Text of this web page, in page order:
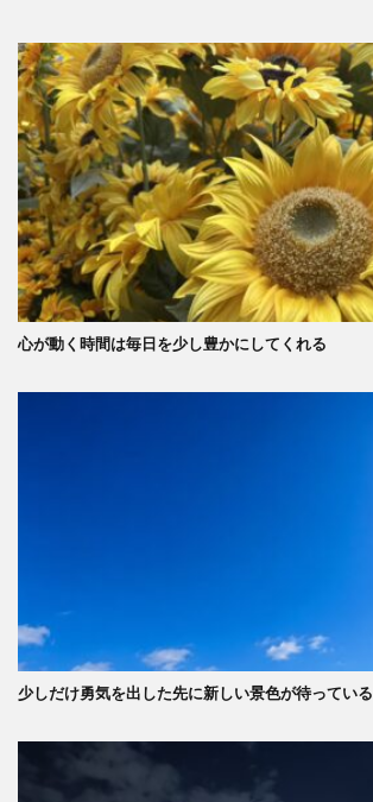
心が動く時間は毎日を少し豊かにしてくれる
少しだけ勇気を出した先に新しい景色が待っている